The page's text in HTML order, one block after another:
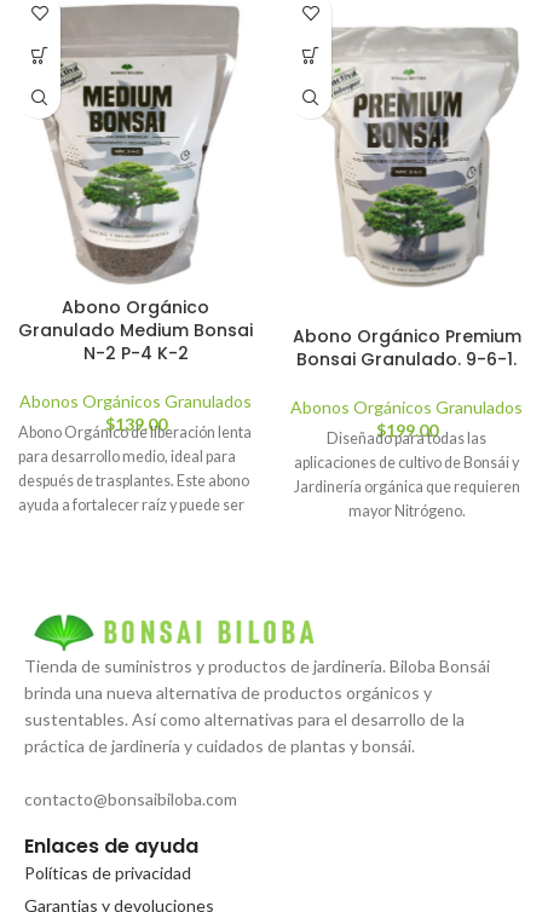
Abono Orgánico
Granulado Medium Bonsai
N-2 P-4 K-2
Abonos Orgánicos Granulados
$139.00
Abono Orgánico de liberación lenta
para desarrollo medio, ideal para
después de trasplantes. Este abono
ayuda a fortalecer raíz y puede ser
Abono Orgánico Premium
Bonsai Granulado. 9-6-1.
Abonos Orgánicos Granulados
$199.00
Diseñado para todas las
aplicaciones de cultivo de Bonsái y
Jardinería orgánica que requieren
mayor Nitrógeno.
Tienda de suministros y productos de jardinería. Biloba Bonsái
brinda una nueva alternativa de productos orgánicos y
sustentables. Así como alternativas para el desarrollo de la
práctica de jardinería y cuidados de plantas y bonsái.
contacto@bonsaibiloba.com
Enlaces de ayuda
Políticas de privacidad
Garantias y devoluciones